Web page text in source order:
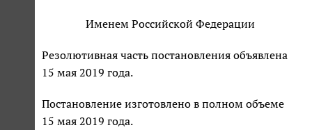
Именем Российской Федерации
Резолютивная часть постановления объявлена
15 мая 2019 года.
Постановление изготовлено в полном объеме
15 мая 2019 года.